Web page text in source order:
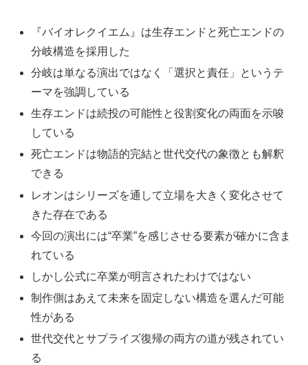
『バイオレクイエム』は生存エンドと死亡エンドの
分岐構造を採用した
分岐は単なる演出ではなく「選択と責任」というテ
ーマを強調している
生存エンドは続投の可能性と役割変化の両面を示唆
している
死亡エンドは物語的完結と世代交代の象徴とも解釈
できる
レオンはシリーズを通して立場を大きく変化させて
きた存在である
今回の演出には“卒業”を感じさせる要素が確かに含ま
れている
しかし公式に卒業が明言されたわけではない
制作側はあえて未来を固定しない構造を選んだ可能
性がある
世代交代とサプライズ復帰の両方の道が残されてい
る